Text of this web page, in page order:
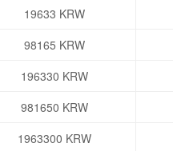
19633 KRW
98165 KRW
196330 KRW
981650 KRW
1963300 KRW